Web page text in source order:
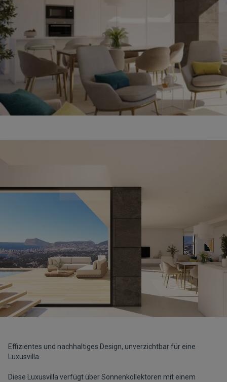
Effizientes und nachhaltiges Design, unverzichtbar für eine
Luxusvilla.
Diese Luxusvilla verfügt über Sonnenkollektoren mit einem